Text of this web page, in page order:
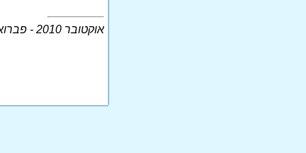
אוקטובר 2010 - פברואר 2011